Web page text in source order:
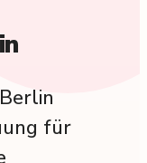
für